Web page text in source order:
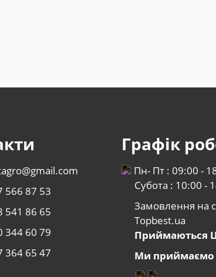
566 87 53
541 86 65
344 60 79
364 65 47
Графік
Пн- Пт : 09:00 -
Субота : 10:00 -
Замовлення на
Topbest.ua
Приймаються
Ми приймаємо